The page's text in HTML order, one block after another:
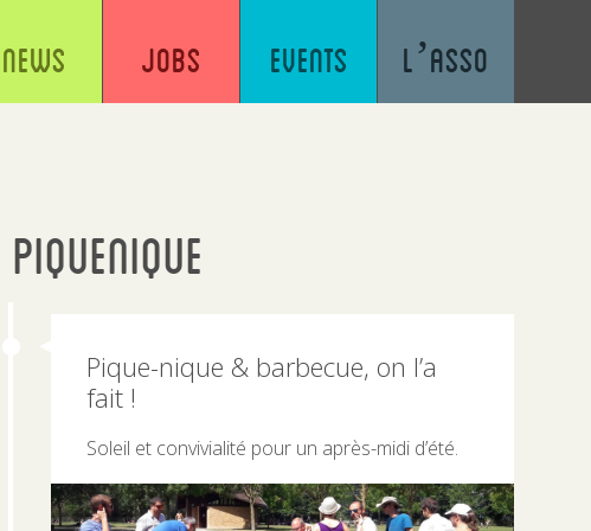
News Jobs Events L’asso
piquenique
Pique-nique & barbecue, on l’a
fait !
Soleil et convivialité pour un après-midi d’été.